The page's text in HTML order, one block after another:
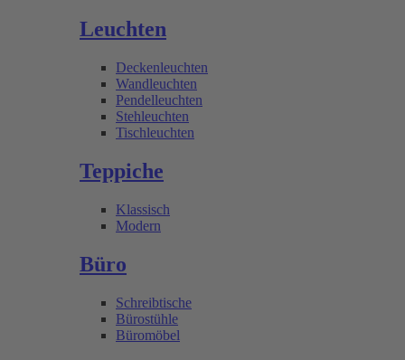
Leuchten
Deckenleuchten
Wandleuchten
Pendelleuchten
Stehleuchten
Tischleuchten
Teppiche
Klassisch
Modern
Büro
Schreibtische
Bürostühle
Büromöbel